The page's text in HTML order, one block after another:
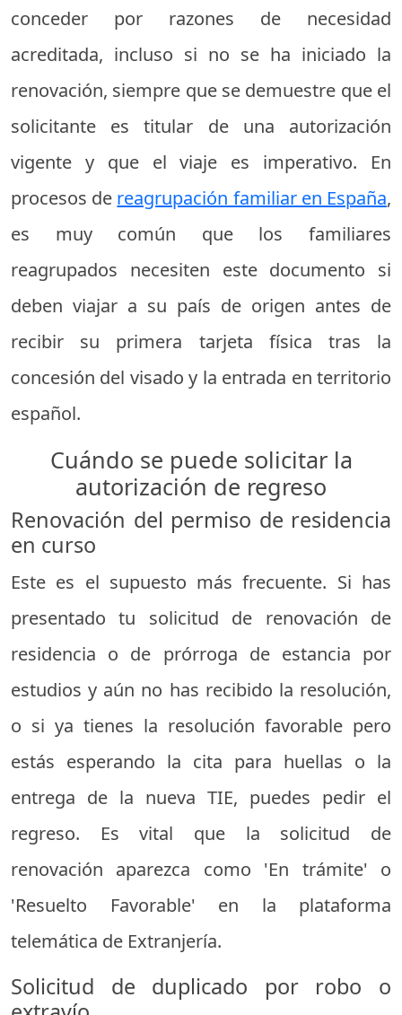
conceder por razones de necesidad
acreditada, incluso si no se ha iniciado la
renovación, siempre que se demuestre que el
solicitante es titular de una autorización
vigente y que el viaje es imperativo. En
procesos de reagrupación familiar en España,
es muy común que los familiares
reagrupados necesiten este documento si
deben viajar a su país de origen antes de
recibir su primera tarjeta física tras la
concesión del visado y la entrada en territorio
español.
Cuándo se puede solicitar la
autorización de regreso
Renovación del permiso de residencia
en curso
Este es el supuesto más frecuente. Si has
presentado tu solicitud de renovación de
residencia o de prórroga de estancia por
estudios y aún no has recibido la resolución,
o si ya tienes la resolución favorable pero
estás esperando la cita para huellas o la
entrega de la nueva TIE, puedes pedir el
regreso. Es vital que la solicitud de
renovación aparezca como 'En trámite' o
'Resuelto Favorable' en la plataforma
telemática de Extranjería.
Solicitud de duplicado por robo o